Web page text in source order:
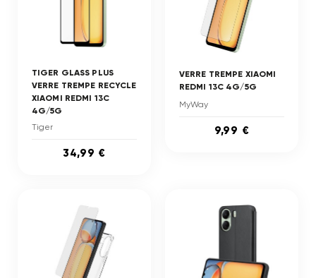
TIGER GLASS PLUS
VERRE TREMPE RECYCLE
XIAOMI REDMI 13C
4G/5G
Tiger
34,99 €
VERRE TREMPE XIAOMI
REDMI 13C 4G/5G
MyWay
9,99 €